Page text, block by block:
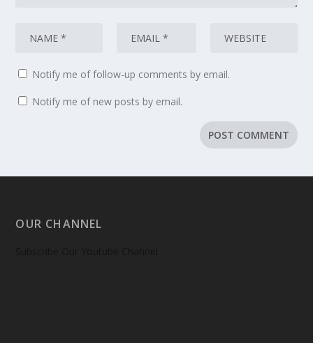
Notify me of follow-up comments by email.
Notify me of new posts by email.
OUR CHANNEL